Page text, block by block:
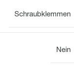
Schraubklemmen
Nein